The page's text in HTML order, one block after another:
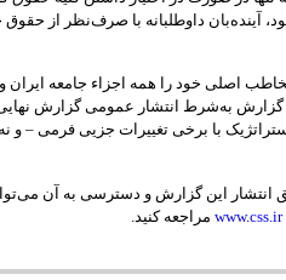
آینده‌بان داوطلبانه با صرف‌نظر از
مخاطب اصلی خود را همه اجزاء جامعه
به‌شرط انتشار عمومی گزارش
با برخی تغییرات جزیی فرمی – و
انتشار این گزارش و دسترسی به آن
www.css.ir مراجعه کنید.